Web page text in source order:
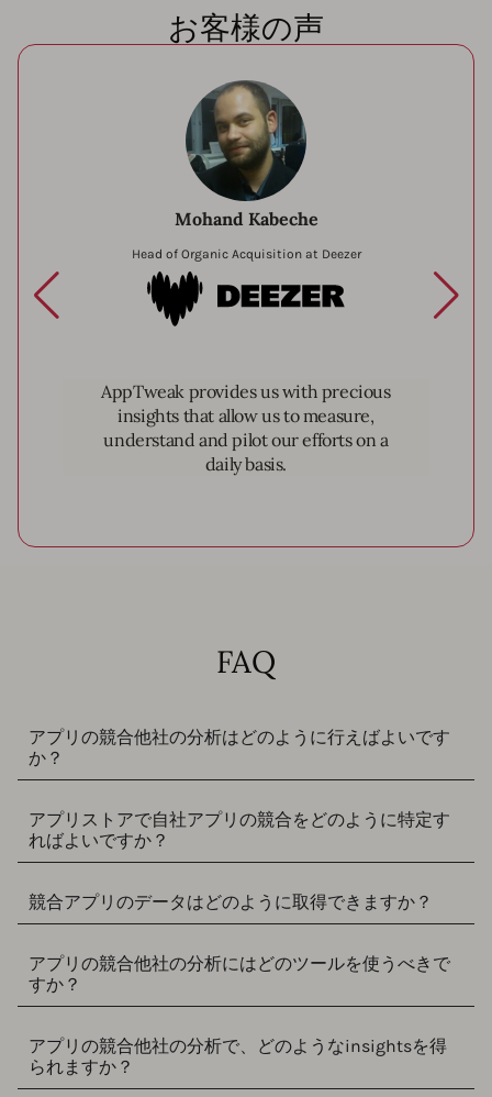
お客様の声
Mohand Kabeche
Head of Organic Acquisition at Deezer
Deezer
AppTweak provides us with precious
insights that allow us to measure,
understand and pilot our efforts on a
daily basis.
FAQ
アプリの競合他社の分析はどのように行えばよいです
か？
アプリストアで自社アプリの競合をどのように特定す
ればよいですか？
競合アプリのデータはどのように取得できますか？
アプリの競合他社の分析にはどのツールを使うべきで
すか？
アプリの競合他社の分析で、どのようなinsightsを得
られますか？